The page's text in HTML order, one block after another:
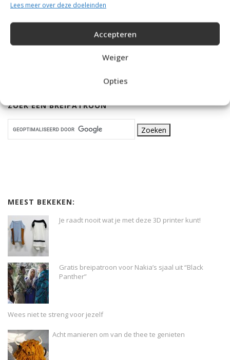
Lees meer over deze doeleinden
Accepteren
Weiger
Opties
ZOEK EEN BREIPATROON
MEEST BEKEKEN:
Je raadt nooit wat je met deze 3D printer kunt!
Gratis breipatroon voor Nakia’s sjaal uit “Black
Panther”
Wees niet te streng voor jezelf
Acht manieren om van de thee te genieten